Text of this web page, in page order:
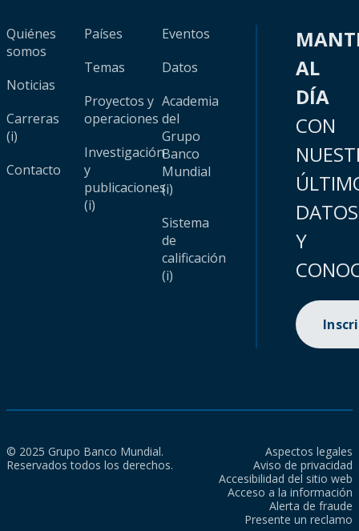
Quiénes
somos
Noticias
Carreras
(i)
Contacto
Países
Temas
Proyectos y
operaciones
Investigación
y
publicaciones
(i)
Eventos
Datos
Academia
del
Grupo
Banco
Mundial
(i)
Sistema
de
calificación
(i)
AL
DÍA
CON
DATOS
Y
© 2025 Grupo Banco Mundial.
Reservados todos los derechos.
Aspectos legales
Aviso de privacidad
Accesibilidad del sitio web
Acceso a la información
Alerta de fraude
Presente un reclamo